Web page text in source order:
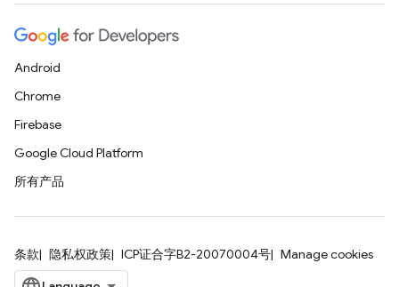
Android
Chrome
Firebase
Google Cloud Platform
所有产品
条款 隐私权政策 ICP证合字B2-20070004号 Manage cookies